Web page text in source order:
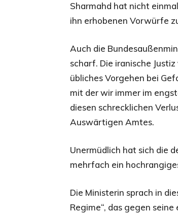
Sharmahd hat nicht
ihn erhobenen Vorwürfe
Auch die
scharf. Die iranische
übliches Vorgehen bei
mit der wir immer im
diesen schrecklichen
Auswärtigen Amtes.
Unermüdlich hat sich die
mehrfach ein
Die Ministerin sprach in
Regime“, das gegen